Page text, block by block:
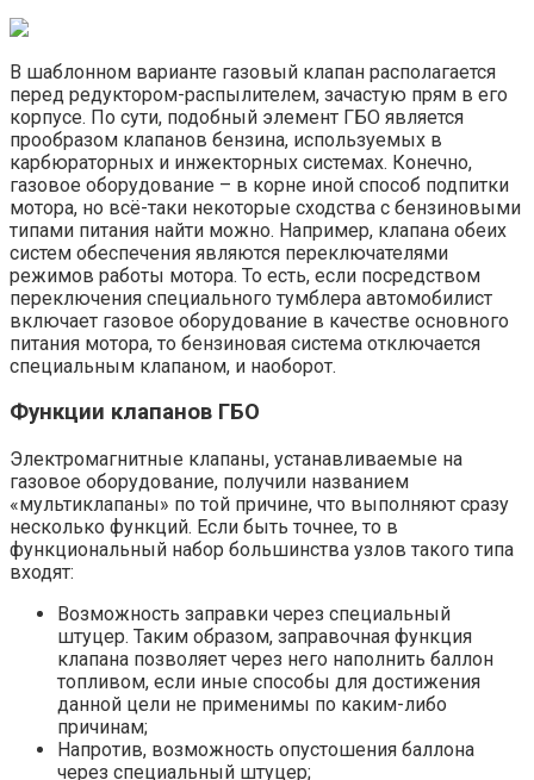
В шаблонном варианте газовый клапан располагается
перед редуктором-распылителем, зачастую прям в его
корпусе. По сути, подобный элемент ГБО является
прообразом клапанов бензина, используемых в
карбюраторных и инжекторных системах. Конечно,
газовое оборудование – в корне иной способ подпитки
мотора, но всё-таки некоторые сходства с бензиновыми
типами питания найти можно. Например, клапана обеих
систем обеспечения являются переключателями
режимов работы мотора. То есть, если посредством
переключения специального тумблера автомобилист
включает газовое оборудование в качестве основного
питания мотора, то бензиновая система отключается
специальным клапаном, и наоборот.
Функции клапанов ГБО
Электромагнитные клапаны, устанавливаемые на
газовое оборудование, получили названием
«мультиклапаны» по той причине, что выполняют сразу
несколько функций. Если быть точнее, то в
функциональный набор большинства узлов такого типа
входят:
Возможность заправки через специальный
штуцер. Таким образом, заправочная функция
клапана позволяет через него наполнить баллон
топливом, если иные способы для достижения
данной цели не применимы по каким-либо
причинам;
Напротив, возможность опустошения баллона
через специальный штуцер;